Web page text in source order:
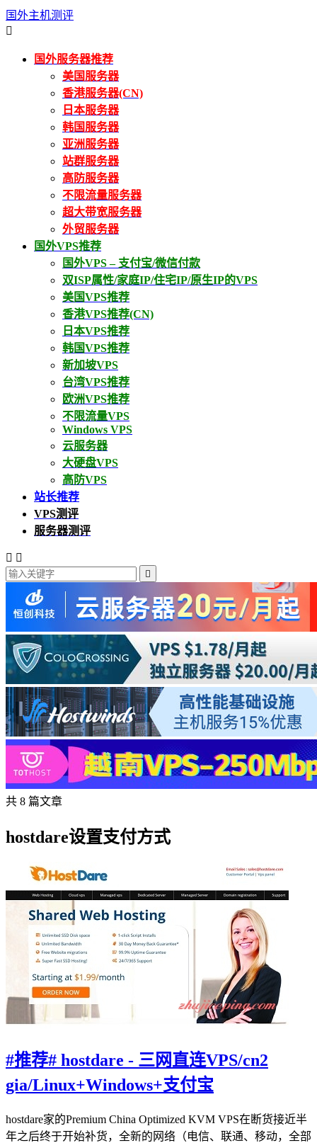
国外主机测评

国外服务器推荐
美国服务器
香港服务器(CN)
日本服务器
韩国服务器
亚洲服务器
站群服务器
高防服务器
不限流量服务器
超大带宽服务器
外贸服务器
国外VPS推荐
国外VPS – 支付宝/微信付款
双ISP属性/家庭IP/住宅IP/原生IP的VPS
美国VPS推荐
香港VPS推荐(CN)
日本VPS推荐
韩国VPS推荐
新加坡VPS
台湾VPS推荐
欧洲VPS推荐
不限流量VPS
Windows VPS
云服务器
大硬盘VPS
高防VPS
站长推荐
VPS测评
服务器测评
 

共 8 篇文章
hostdare设置支付方式
#推荐# hostdare - 三网直连VPS/cn2
gia/Linux+Windows+支付宝
hostdare家的Premium China Optimized KVM VPS在断货接近半
年之后终于开始补货，全新的网络（电信、联通、移动，全部